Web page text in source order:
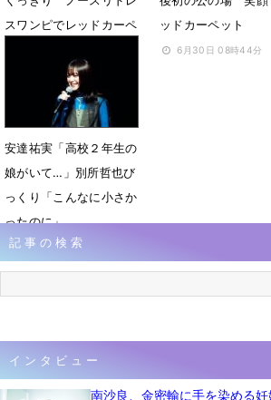
スワンピでレッドカーペ
6月30日 08時51分
ッドカーペット
6月30日 08時44分
安達祐実「高校２年生の
娘がいて…」別所哲也び
っくり「こんなに小さか
ったのに」
6月6日 23時58分
記事の検索
インタビュー
南沙良、金密輸に手を染める